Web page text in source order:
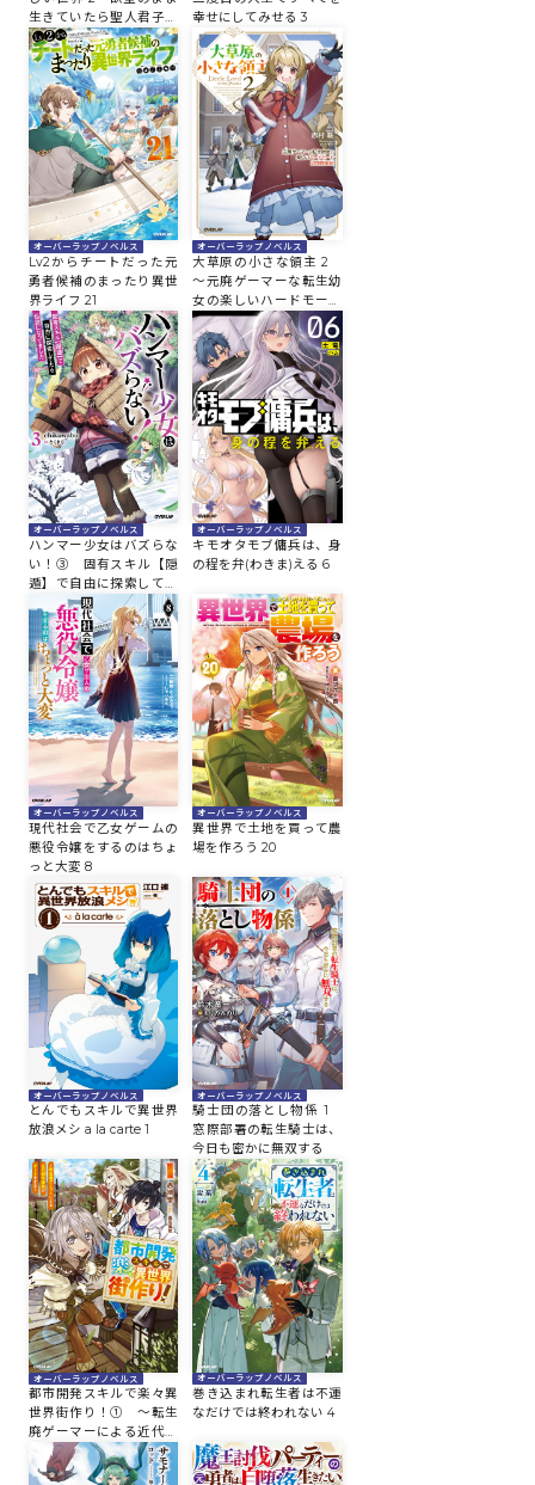
生きていたら聖人君子と
崇拝されてました
幸せにしてみせる 3
オーバーラップノベルス
Lv2からチートだった元
勇者候補のまったり異世
界ライフ 21
オーバーラップノベルス
大草原の小さな領主 2
～元廃ゲーマーな転生幼
女の楽しいハードモード
辺境開拓記～
オーバーラップノベルス
ハンマー少女はバズらな
い！③ 固有スキル【隠
遁】で自由に探索してた
ら伝説になってました
オーバーラップノベルス
キモオタモブ傭兵は、身
の程を弁(わきま)える 6
オーバーラップノベルス
現代社会で乙女ゲームの
悪役令嬢をするのはちょ
っと大変 8
オーバーラップノベルス
異世界で土地を買って農
場を作ろう 20
オーバーラップノベルス
とんでもスキルで異世界
放浪メシ a la carte 1
オーバーラップノベルス
騎士団の落とし物係 1
窓際部署の転生騎士は、
今日も密かに無双する
オーバーラップノベルス
都市開発スキルで楽々異
世界街作り！① ～転生
廃ゲーマーによる近代都
市建設がチートすぎる～
オーバーラップノベルス
巻き込まれ転生者は不運
なだけでは終われない 4